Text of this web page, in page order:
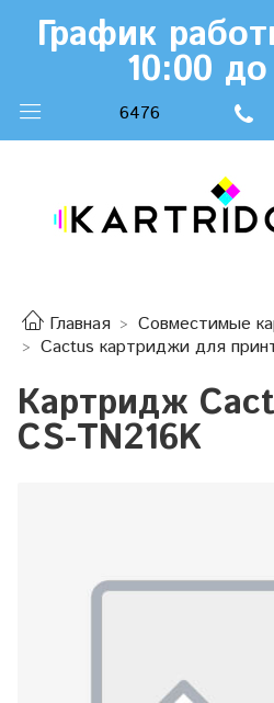
График
10:00
6476
Главная Совместимые
Cactus картриджи для
Картридж
CS-TN216K